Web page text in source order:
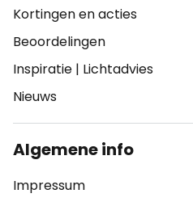
Kortingen en acties
Beoordelingen
Inspiratie | Lichtadvies
Nieuws
Algemene info
Impressum